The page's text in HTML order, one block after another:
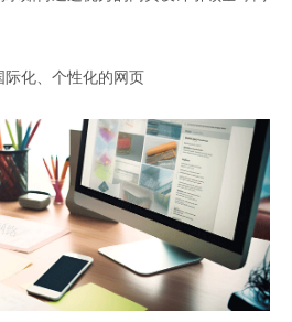
化、个性化的网页